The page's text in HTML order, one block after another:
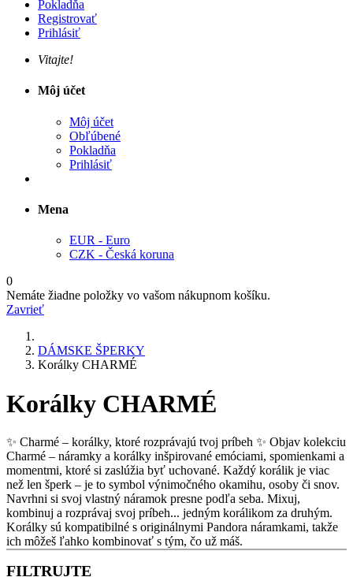
Pokladňa
Registrovať
Prihlásiť
Vitajte!
Môj účet
Môj účet
Obľúbené
Pokladňa
Prihlásiť
Mena
EUR - Euro
CZK - Česká koruna
0
Nemáte žiadne položky vo vašom nákupnom košíku.
Zavrieť
DÁMSKE ŠPERKY
Korálky CHARMÉ
Korálky CHARMÉ
✨ Charmé – korálky, ktoré rozprávajú tvoj príbeh ✨ Objav kolekciu
Charmé – náramky a korálky inšpirované emóciami, spomienkami a
momentmi, ktoré si zaslúžia byť uchované. Každý korálik je viac
než len šperk – je to symbol výnimočného okamihu, osoby či snov.
Navrhni si svoj vlastný náramok presne podľa seba. Mixuj,
kombinuj a rozprávaj svoj príbeh... jedným korálikom za druhým.
Korálky sú kompatibilné s originálnymi Pandora náramkami, takže
ich môžeš ľahko kombinovať s tým, čo už máš.
FILTRUJTE